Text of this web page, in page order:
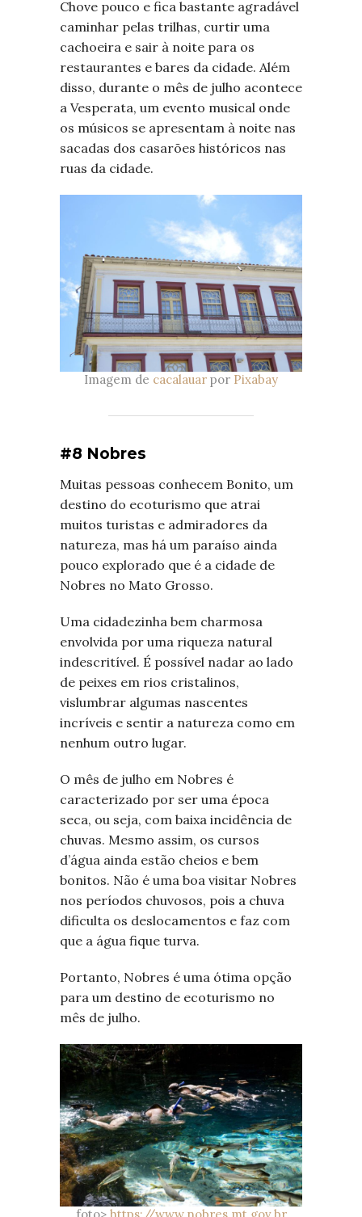
Chove pouco e fica bastante agradável
caminhar pelas trilhas, curtir uma
cachoeira e sair à noite para os
restaurantes e bares da cidade. Além
disso, durante o mês de julho acontece
a Vesperata, um evento musical onde
os músicos se apresentam à noite nas
sacadas dos casarões históricos nas
ruas da cidade.
Imagem de cacalauar por Pixabay
#8 Nobres
Muitas pessoas conhecem Bonito, um
destino do ecoturismo que atrai
muitos turistas e admiradores da
natureza, mas há um paraíso ainda
pouco explorado que é a cidade de
Nobres no Mato Grosso.
Uma cidadezinha bem charmosa
envolvida por uma riqueza natural
indescritível. É possível nadar ao lado
de peixes em rios cristalinos,
vislumbrar algumas nascentes
incríveis e sentir a natureza como em
nenhum outro lugar.
O mês de julho em Nobres é
caracterizado por ser uma época
seca, ou seja, com baixa incidência de
chuvas. Mesmo assim, os cursos
d’água ainda estão cheios e bem
bonitos. Não é uma boa visitar Nobres
nos períodos chuvosos, pois a chuva
dificulta os deslocamentos e faz com
que a água fique turva.
Portanto, Nobres é uma ótima opção
para um destino de ecoturismo no
mês de julho.
foto> https://www.nobres.mt.gov.br